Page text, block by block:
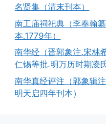
名贤集（清末刊本）
南工庙祠祀典（李奉翰
本.1779年）
南华经（晋郭象注.宋林
仁锡等批.明万历时期凌
南华真经评注（郭象辑
明天启四年刊本）